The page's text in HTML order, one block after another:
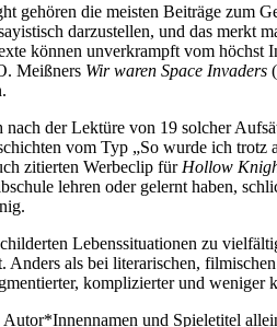
gehören die meisten Beiträge zum
darzustellen, und das merkt
können unverkrampft vom höchst
Meißners Wir waren Space Invaders
nach der Lektüre von 19 solcher
vom Typ „So wurde ich
zitierten Werbeclip für Hollow
lehren oder gelernt haben,
Lebenssituationen zu
Anders als bei literarischen,
komplizierter und weniger
und Spieletitel